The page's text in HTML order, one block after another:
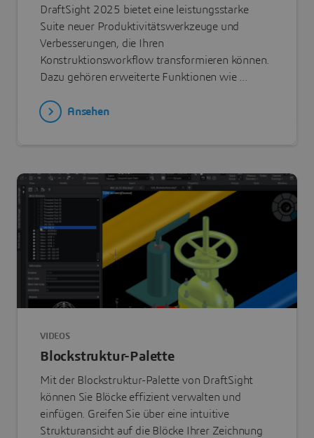
DraftSight 2025 bietet eine leistungsstarke
Suite neuer Produktivitätswerkzeuge und
Verbesserungen, die Ihren
Konstruktionsworkflow transformieren können.
Dazu gehören erweiterte Funktionen wie ...
Ansehen
VIDEOS
Blockstruktur-Palette
Mit der Blockstruktur-Palette von DraftSight
können Sie Blöcke effizient verwalten und
einfügen. Greifen Sie über eine intuitive
Strukturansicht auf die Blöcke Ihrer Zeichnung